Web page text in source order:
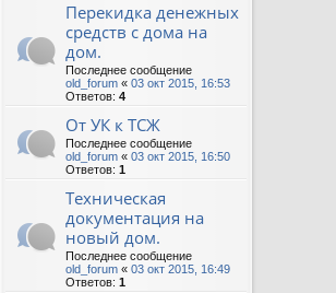
Перекидка денежных
средств с дома на
дом.
Последнее сообщение
old_forum « 03 окт 2015, 16:53
Ответов: 4
От УК к ТСЖ
Последнее сообщение
old_forum « 03 окт 2015, 16:50
Ответов: 1
Техническая
документация на
новый дом.
Последнее сообщение
old_forum « 03 окт 2015, 16:49
Ответов: 1